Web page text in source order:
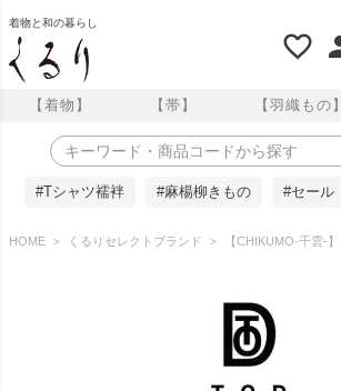
着物と和の暮らし
【着物】 【帯】 【羽織もの】
#Tシャツ襦袢 #麻楊柳きもの #セール
HOME くるりセレクトブランド 【CHIKUMO-千雲-】T.O.D×千雲 帯留